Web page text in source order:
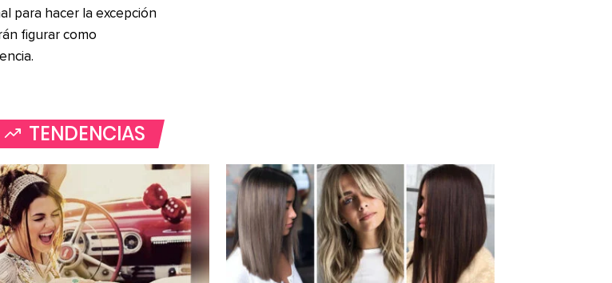
para hacer la excepción
figurar como
TENDENCIAS